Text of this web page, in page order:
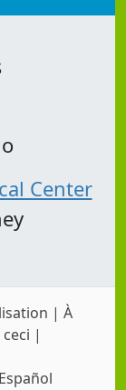
Center
| À
|
Español